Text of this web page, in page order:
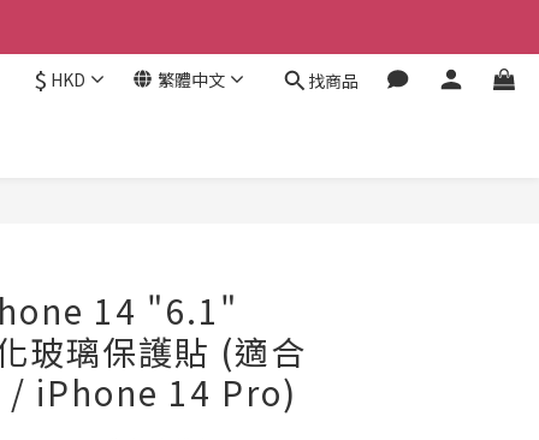
$ HKD 繁體中文 找商品
14 "6.1"
玻璃保護貼 (適合
iPhone 14 Pro)